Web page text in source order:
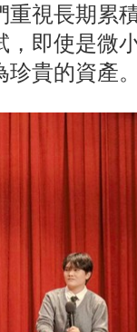
視長期累
即使是微
珍貴的資產